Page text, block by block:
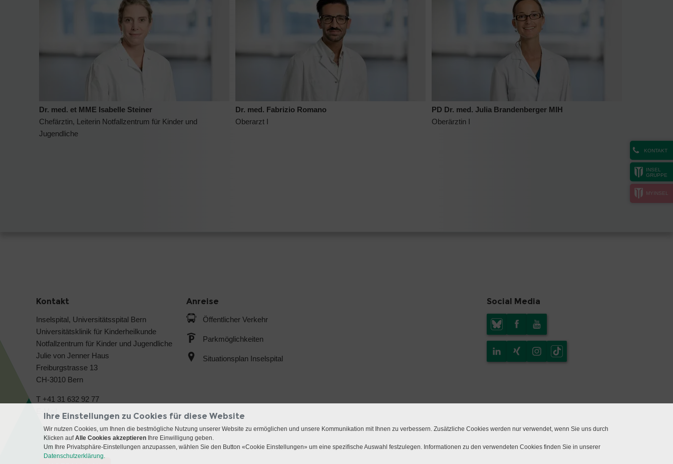
KONTAKT
INSEL
GRUPPE
MYINSEL
Dr. med. et MME Isabelle Steiner
Chefärztin, Leiterin Notfallzentrum für Kinder und
Jugendliche
Dr. med. Fabrizio Romano
Oberarzt I
PD Dr. med. Julia Brandenberger MIH
Oberärztin I
Kontakt
Inselspital, Universitätsspital Bern
Universitätsklinik für Kinderheilkunde
Notfallzentrum für Kinder und Jugendliche
Julie von Jenner Haus
Freiburgstrasse 13
CH-3010 Bern
T +41 31 632 92 77
E-Mail
Anreise
Öffentlicher Verkehr
Parkmöglichkeiten
Situationsplan Inselspital
Social Media
Ihre Einstellungen zu Cookies für diese Website
Wir nutzen Cookies, um Ihnen die bestmögliche Nutzung unserer Website zu ermöglichen und unsere Kommunikation mit Ihnen zu verbessern. Zusätzliche Cookies werden nur verwendet, wenn Sie uns durch
Klicken aufAlle Cookies akzeptieren Ihre Einwilligung geben.
Um Ihre Privatsphäre-Einstellungen anzupassen, wählen Sie den Button «Cookie Einstellungen» um eine spezifische Auswahl festzulegen. Informationen zu den verwendeten Cookies finden Sie in unserer
Datenschutzerklärung.